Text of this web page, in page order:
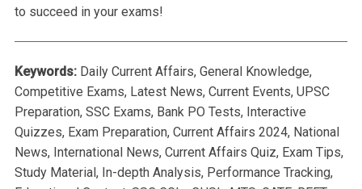
to succeed in your exams!
Keywords: Daily Current Affairs, General Knowledge,
Competitive Exams, Latest News, Current Events, UPSC
Preparation, SSC Exams, Bank PO Tests, Interactive
Quizzes, Exam Preparation, Current Affairs 2024, National
News, International News, Current Affairs Quiz, Exam Tips,
Study Material, In-depth Analysis, Performance Tracking,